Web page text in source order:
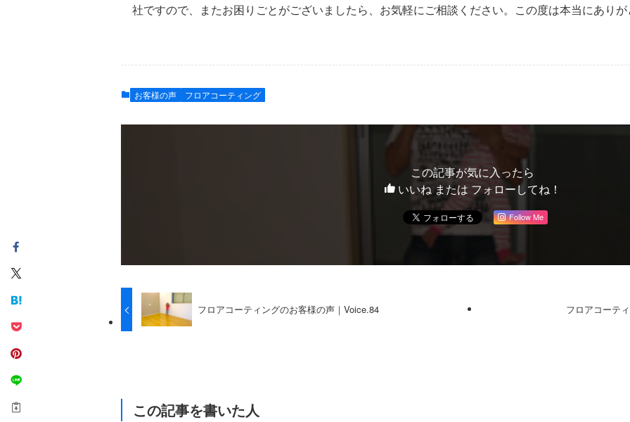
社ですので、またお困りごとがございましたら、お気軽にご相談ください。この度は本当にあり
お客様の声 フロアコーティング
この記事が気に入ったら
いいね または フォローしてね！
Follow Me
フロアコーティングのお客様の声｜Voice.84 フロアコーテ
この記事を書いた人